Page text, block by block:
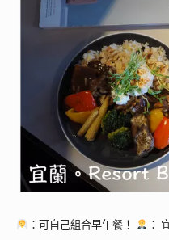
：可自己組合早午餐！ ：